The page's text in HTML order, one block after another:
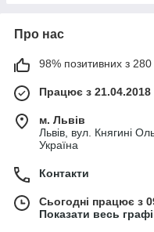
Про нас
98% позитивних з 280
Працює з 21.04.2018
м. Львів
Львів, вул. Княгині
Україна
Контакти
Сьогодні працює з
Показати весь